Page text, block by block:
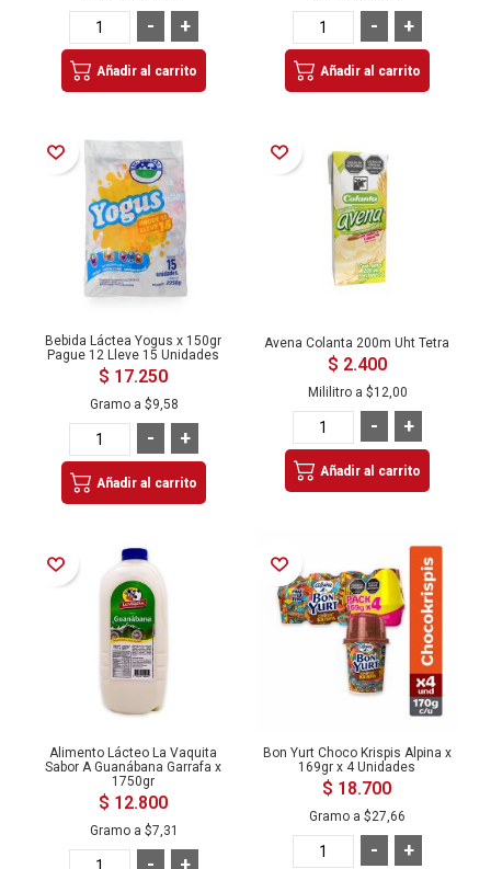
+
-
Añadir al carrito
+
-
Añadir al carrito
Añadir a la Lista de Deseos
Bebida Láctea Yogus x 150gr
Pague 12 Lleve 15 Unidades
$ 17.250
Gramo a $9,58
+
-
Añadir al carrito
Añadir a la Lista de Deseos
Avena Colanta 200m Uht Tetra
$ 2.400
Mililitro a $12,00
+
-
Añadir al carrito
Añadir a la Lista de Deseos
Alimento Lácteo La Vaquita
Sabor A Guanábana Garrafa x
1750gr
$ 12.800
Gramo a $7,31
+
-
Añadir a la Lista de Deseos
Bon Yurt Choco Krispis Alpina x
169gr x 4 Unidades
$ 18.700
Gramo a $27,66
+
-